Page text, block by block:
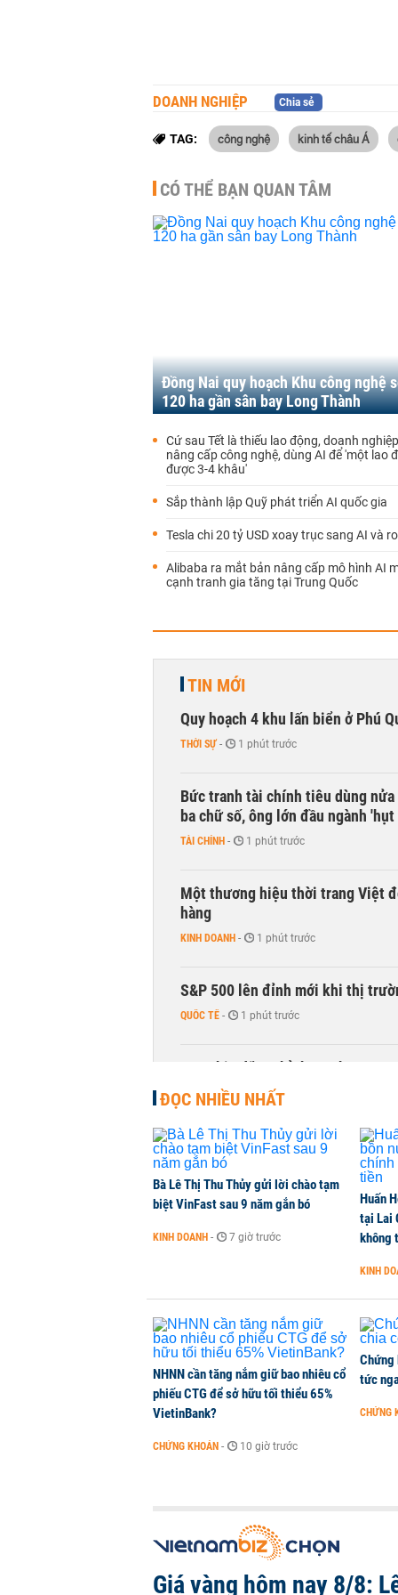
DOANH NGHIỆP Chia sẻ
TAG: công nghệ kinh tế châu Á
CÓ THỂ BẠN QUAN TÂM
Đồng Nai quy hoạch Khu công nghệ
120 ha gần sân bay Long Thành
Cứ sau Tết là thiếu lao động, doanh
nâng cấp công nghệ, dùng AI để 'một lao
được 3-4 khâu'
Sắp thành lập Quỹ phát triển AI quốc gia
Tesla chi 20 tỷ USD xoay trục sang AI và
Alibaba ra mắt bản nâng cấp mô hình AI
cạnh tranh gia tăng tại Trung Quốc
TIN MỚI
Quy hoạch 4 khu lấn biển ở Phú
THỜI SỰ - 1 phút trước
Bức tranh tài chính tiêu dùng
ba chữ số, ông lớn đầu ngành
TÀI CHÍNH - 1 phút trước
Một thương hiệu thời trang Việt
hàng
KINH DOANH - 1 phút trước
S&P 500 lên đỉnh mới khi thị
QUỐC TẾ - 1 phút trước
Sau nhịp điều chỉnh mạnh,
CHỨNG KHOÁN - 1 phút trước
Điện Máy Xanh muốn phát hành
DOANH NGHIỆP
Quốc hội: Công khai tiêu chí
sách đặc thù
Thành lập khu công nghệ cao
NHÀ ĐẤT - 4 giờ trước
ĐỌC NHIỀU NHẤT
Bà Lê Thị Thu Thủy gửi lời chào tạm
biệt VinFast sau 9 năm gắn bó
KINH DOANH - 7 giờ trước
Huấn
tại Lai
không
KINH
NHNN cần tăng nắm giữ bao nhiêu cổ
phiếu CTG để sở hữu tối thiểu 65%
VietinBank?
CHỨNG KHOÁN - 10 giờ trước
Chứng
tức
CHỨNG
Giá vàng hôm nay 8/8: